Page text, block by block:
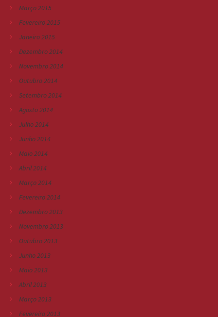
Março 2015
Fevereiro 2015
Janeiro 2015
Dezembro 2014
Novembro 2014
Outubro 2014
Setembro 2014
Agosto 2014
Julho 2014
Junho 2014
Maio 2014
Abril 2014
Março 2014
Fevereiro 2014
Dezembro 2013
Novembro 2013
Outubro 2013
Junho 2013
Maio 2013
Abril 2013
Março 2013
Fevereiro 2013